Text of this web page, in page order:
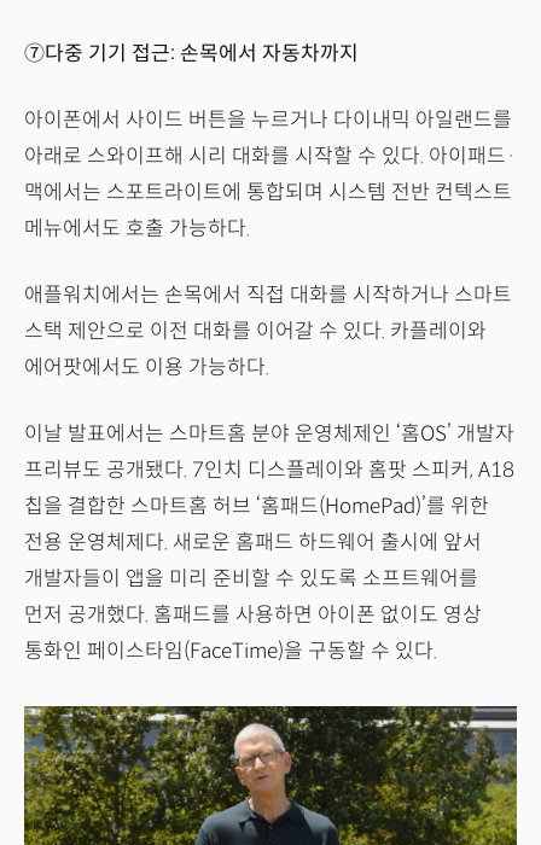
⑦다중 기기 접근: 손목에서 자동차까지
아이폰에서 사이드 버튼을 누르거나 다이내믹 아일랜드를
아래로 스와이프해 시리 대화를 시작할 수 있다. 아이패드·
맥에서는 스포트라이트에 통합되며 시스템 전반 컨텍스트
메뉴에서도 호출 가능하다.
애플워치에서는 손목에서 직접 대화를 시작하거나 스마트
스택 제안으로 이전 대화를 이어갈 수 있다. 카플레이와
에어팟에서도 이용 가능하다.
이날 발표에서는 스마트홈 분야 운영체제인 ‘홈OS’ 개발자
프리뷰도 공개됐다. 7인치 디스플레이와 홈팟 스피커, A18
칩을 결합한 스마트홈 허브 ‘홈패드(HomePad)’를 위한
전용 운영체제다. 새로운 홈패드 하드웨어 출시에 앞서
개발자들이 앱을 미리 준비할 수 있도록 소프트웨어를
먼저 공개했다. 홈패드를 사용하면 아이폰 없이도 영상
통화인 페이스타임(FaceTime)을 구동할 수 있다.